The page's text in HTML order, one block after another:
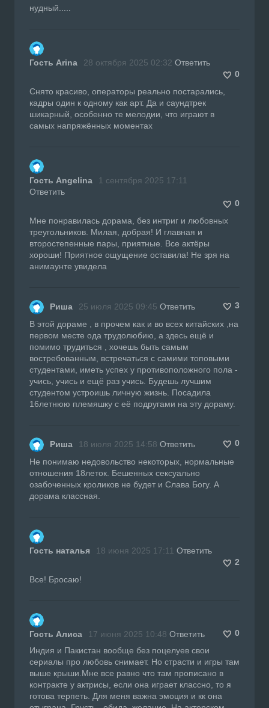
нудный.....
Гость Arina 28 октября 2025 02:32 Ответить
0
Снято красиво, операторы реально постарались,
кадры один к одному как арт. Да и саундтрек
шикарный, особенно те мелодии, что играют в
самых напряжённых моментах
Гость Angelina
1 сентября 2025 17:11
Ответить
0
Мне понравилась дорама, без интриг и любовных
треугольников. Милая, добрая! И главная и
второстепенные пары, приятные. Все актёры
хороши! Приятное ощущение оставила! Не зря на
анимаунте увидела
Риша 25 июля 2025 09:45 Ответить
3
В этой дораме , в прочем как и во всех китайских ,на
первом месте ода трудолюбию, а здесь ещё и
помимо трудиться , хочешь быть самым
востребованным, встречаться с самими топовыми
студентами, иметь успех у противоположного пола -
учись, учись и ещё раз учись. Будешь лучшим
студентом устроишь личную жизнь. Посадила
16летнюю племяшку с её подругами на эту дораму.
Риша 18 июля 2025 14:58 Ответить
0
Не понимаю недовольство некоторых, нормальные
отношения 18леток. Бешенных сексуально
озабоченных кроликов не будет и Слава Богу. А
дорама классная.
Гость наталья 18 июня 2025 17:11 Ответить
2
Все! Бросаю!
Гость Алиса 17 июня 2025 10:48 Ответить
0
Индия и Пакистан вообще без поцелуев свои
сериалы про любовь снимает. Но страсти и игры там
выше крыши.Мне все равно что там прописано в
контракте у актрисы, если она играет классно, то я
готова терпеть. Для меня важна эмоция и кк она